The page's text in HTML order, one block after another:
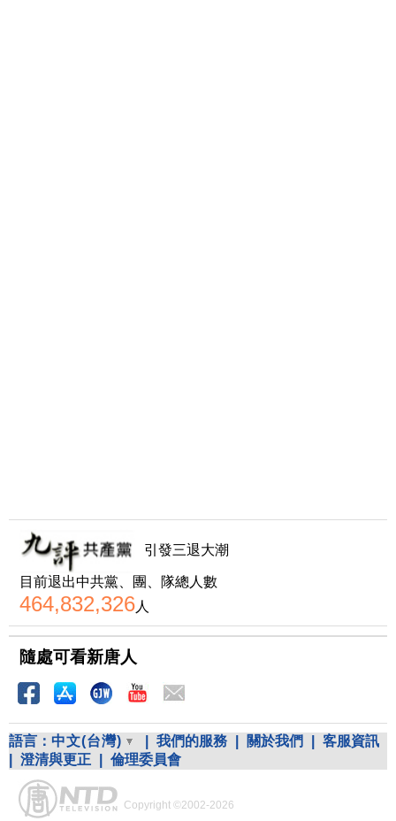
引發三退大潮
目前退出中共黨、團、隊總人數
464,832,326人
隨處可看新唐人
語言： 中文(台灣) 我們的服務 關於我們
客服資訊
澄清與更正 倫理委員會
Copyright ©2002-2026